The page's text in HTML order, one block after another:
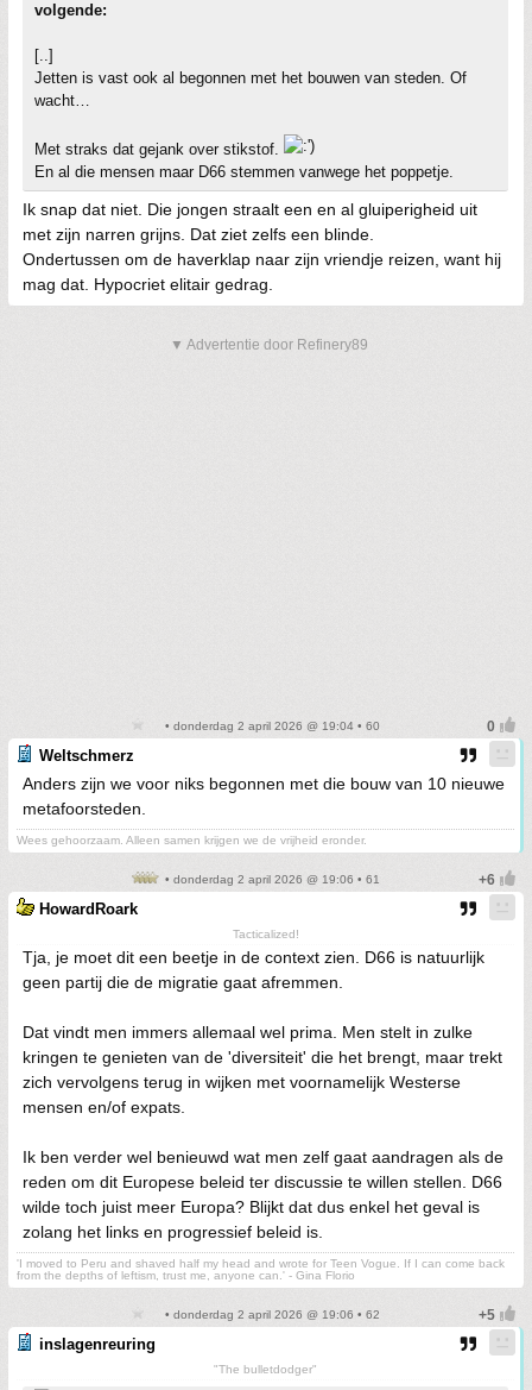
volgende:
[..]
Jetten is vast ook al begonnen met het bouwen van steden. Of
wacht…
Met straks dat gejank over stikstof.
En al die mensen maar D66 stemmen vanwege het poppetje.
Ik snap dat niet. Die jongen straalt een en al gluiperigheid uit
met zijn narren grijns. Dat ziet zelfs een blinde.
Ondertussen om de haverklap naar zijn vriendje reizen, want hij
mag dat. Hypocriet elitair gedrag.
▼ Advertentie door Refinery89
• donderdag 2 april 2026 @ 19:04 • 60
Weltschmerz
Anders zijn we voor niks begonnen met die bouw van 10 nieuwe
metafoorsteden.
Wees gehoorzaam. Alleen samen krijgen we de vrijheid eronder.
• donderdag 2 april 2026 @ 19:06 • 61
HowardRoark
Tacticalized!
Tja, je moet dit een beetje in de context zien. D66 is natuurlijk
geen partij die de migratie gaat afremmen.
Dat vindt men immers allemaal wel prima. Men stelt in zulke
kringen te genieten van de 'diversiteit' die het brengt, maar trekt
zich vervolgens terug in wijken met voornamelijk Westerse
mensen en/of expats.
Ik ben verder wel benieuwd wat men zelf gaat aandragen als de
reden om dit Europese beleid ter discussie te willen stellen. D66
wilde toch juist meer Europa? Blijkt dat dus enkel het geval is
zolang het links en progressief beleid is.
'I moved to Peru and shaved half my head and wrote for Teen Vogue. If I can come back
from the depths of leftism, trust me, anyone can.' - Gina Florio
• donderdag 2 april 2026 @ 19:06 • 62
inslagenreuring
"The bulletdodger"